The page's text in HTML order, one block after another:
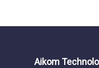
Aikom